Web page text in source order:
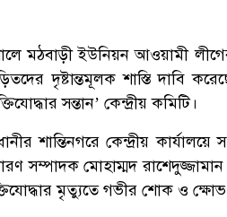
মঠবাড়ী ইউনিয়ন আওয়ামী
দৃষ্টান্তমূলক শাস্তি দাবি
সন্তান’ কেন্দ্রীয় কমিটি।
শান্তিনগরে কেন্দ্রীয়
সম্পাদক মোহাম্মদ
মৃত্যুতে গভীর শোক ও